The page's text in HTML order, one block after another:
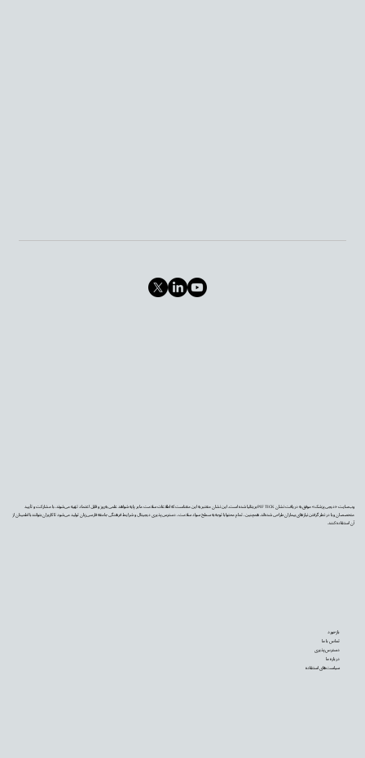
وب‌سایت «دیجی‌پزشک» موفق به دریافت نشان PIF TICK بریتانیا شده است. این نشان معتبر به این معناست که اطلاعات سلامت ما بر پایه شواهد علمی به‌روز و قابل اعتماد تهیه می‌شوند، با مشارکت و تأیید
متخصصان و با در نظر گرفتن نیازهای بیماران طراحی شده‌اند. همچنین، تمام محتوا با توجه به سطح سواد سلامت، دسترس‌پذیری دیجیتال و شرایط فرهنگی جامعه فارسی‌زبان تولید می‌شود تا کاربران بتوانند با اطمینان از
آن استفاده کنند.
بازخورد
تماس با ما
دسترس‌پذیری
درباره ما
سیاست‌های استفاده